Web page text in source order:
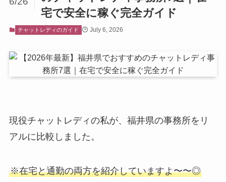
宅で安全に稼ぐ完全ガイド
チャットレディのガイド July 6, 2026
現役チャットレディの私が、福井県の事務所をリ
アルに比較しました。
※在宅と通勤の両方を紹介していますよ〜〜◎